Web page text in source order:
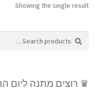
Showing the single result
Search
for:
Search
♛ רוצים מתנה ליום